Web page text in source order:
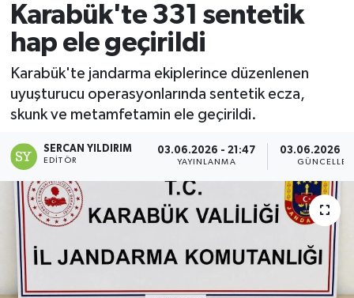
Karabük'te 331 sentetik
hap ele geçirildi
Karabük'te jandarma ekiplerince düzenlenen
uyuşturucu operasyonlarında sentetik ecza,
skunk ve metamfetamin ele geçirildi.
SERCAN YILDIRIM
EDITÖR
03.06.2026 - 21:47
YAYINLANMA
03.06.2026 -
GÜNCEL
SİYASET
RESMİ İLAN
GENEL
SPOR
SİYASET
SAĞLIK
GÜNCEL
Tüm Manşetler
Son Dakika Haberleri
Haber Arşivi